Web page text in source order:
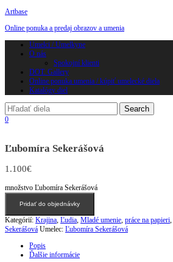
Artbase
Online ponuka a predaj obrazov a umenia
Toggle
navigation
Umelci / Umelkyne
O nás
Spokojní klienti
DOT. Gallery
Online ponuka umenia / kúpiť umelecké diela
Katalógy diel
0
Ľubomíra Sekerášová
1.100€
množstvo Ľubomíra Sekerášová
Pridať do objednávky
Kategórií: Krajina, Ľudia, Mladé umenie, práce na papieri,
Sekerášová Umelec: Ľubomíra Sekerášová
Popis
Ďalšie informácie